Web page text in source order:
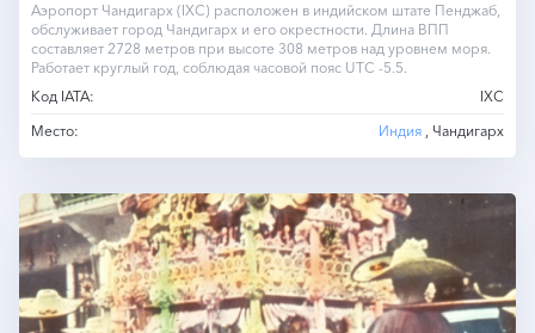
Аэропорт Чандигарх (IXC) расположен в индийском штате Пенджаб,
обслуживает город Чандигарх и его окрестности. Длина ВПП
составляет 2728 метров при высоте 308 метров над уровнем моря.
Работает круглый год, соблюдая часовой пояс UTC -5.5.
Код IATA:
IXC
Место:
Индия , Чандигарх